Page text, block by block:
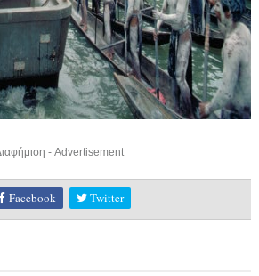
- Advertisement
Facebook Twitter